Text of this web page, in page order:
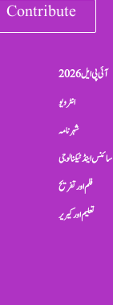
Contribute
آئی پی ایل 2026
انٹرویو
شہرنامہ
سائنس اینڈ ٹیکنالوجی
فلم اور تفریح
تعلیم اور کیریر